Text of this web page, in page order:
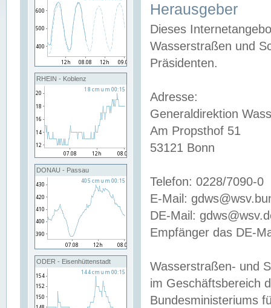
RHEIN - Koblenz
DONAU - Passau
ODER - Eisenhüttenstadt
Herausgeber
Dieses
Wasserstraßen und
Präsidenten.
Adresse:
Generaldirektion
Am Propsthof 51
53121 Bonn
Telefon: 0228/7090-0
E-Mail:
DE-Mail:
Empfänger das DE-
Wasserstraßen- und
im Geschäftsbereich
Bundesministeriums